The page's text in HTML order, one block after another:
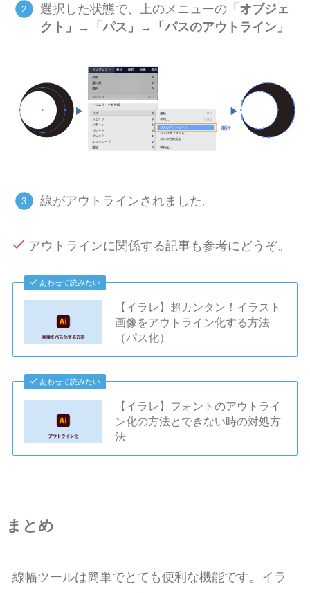
選択した状態で、上のメニューの 「オブジェ
クト」→「パス」→「パスのアウトライン」
線がアウトラインされました。
アウトラインに関係する記事も参考にどうぞ。
あわせて読みたい
【イラレ】超カンタン！イラスト
画像をアウトライン化する方法
（パス化）
あわせて読みたい
【イラレ】フォントのアウトライ
ン化の方法とできない時の対処方
法
まとめ
線幅ツールは簡単でとても便利な機能です。イラ